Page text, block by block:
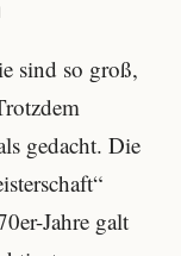
sind so groß,
gedacht. Die
Jahre galt